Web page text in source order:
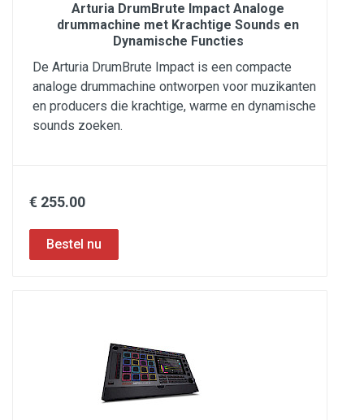
Arturia DrumBrute Impact Analoge
drummachine met Krachtige Sounds en
Dynamische Functies
De Arturia DrumBrute Impact is een compacte
analoge drummachine ontworpen voor muzikanten
en producers die krachtige, warme en dynamische
sounds zoeken.
€ 255.00